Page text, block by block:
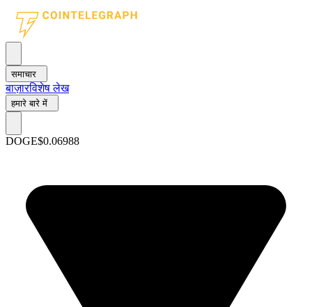
समाचार
बाज़ारविशेष लेख
हमारे बारे में
DOGE$0.06988